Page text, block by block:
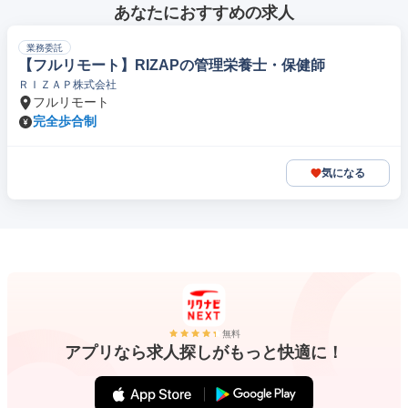
あなたにおすすめの求人
業務委託
【フルリモート】RIZAPの管理栄養士・保健師
ＲＩＺＡＰ株式会社
フルリモート
完全歩合制
気になる
無料
アプリなら求人探しがもっと快適に！